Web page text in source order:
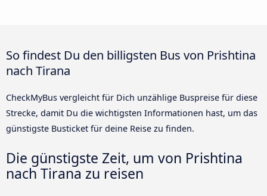
So findest Du den billigsten Bus von Prishtina
nach Tirana
CheckMyBus vergleicht für Dich unzählige Buspreise für diese
Strecke, damit Du die wichtigsten Informationen hast, um das
günstigste Busticket für deine Reise zu finden.
Die günstigste Zeit, um von Prishtina
nach Tirana zu reisen